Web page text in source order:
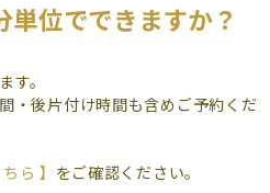
位でできますか？
す。
・後片付け時間も含めご予約くだ
ちら 】 をご確認ください。